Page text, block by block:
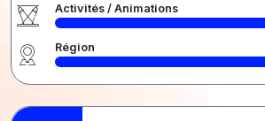
Activités / Animations
Région